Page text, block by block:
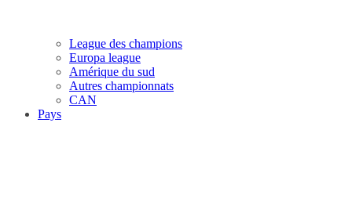
League des champions
Europa league
Amérique du sud
Autres championnats
CAN
Pays